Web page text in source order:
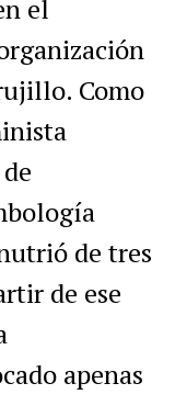
el
Como
de tres
de ese
apenas